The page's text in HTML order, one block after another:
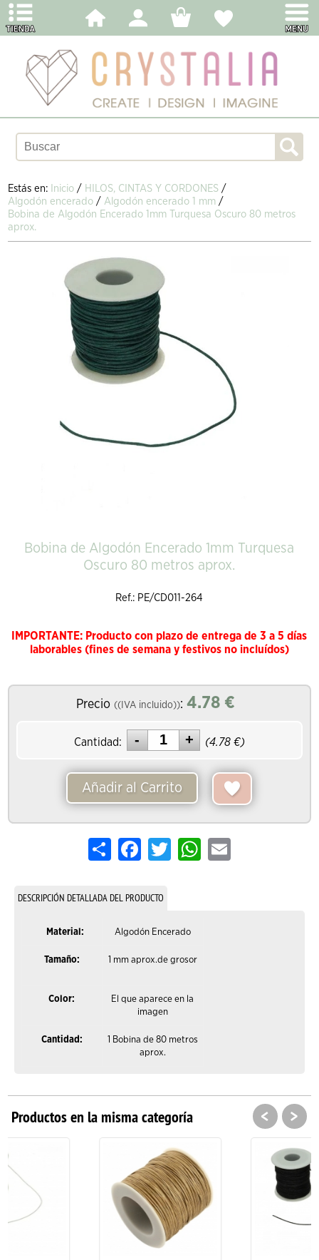
Estás en: Inicio / HILOS, CINTAS Y CORDONES /
Algodón encerado / Algodón encerado 1 mm /
Bobina de Algodón Encerado 1mm Turquesa Oscuro 80 metros
aprox.
Bobina de Algodón Encerado 1mm Turquesa
Oscuro 80 metros aprox.
Ref.: PE/CD011-264
IMPORTANTE: Producto con plazo de entrega de 3 a 5 días
laborables (fines de semana y festivos no incluídos)
Precio((IVA incluido)): 4.78 €
Cantidad: (4.78€)
Añadir al Carrito
Share FacebookTwitterWhatsApp
Email
DESCRIPCIÓN DETALLADA DEL PRODUCTO
Material: Algodón Encerado
Tamaño: 1 mm aprox.de grosor
Color:
El que aparece en la
imagen
Cantidad:
1 Bobina de 80 metros
aprox.
Productos en la misma categoría < >